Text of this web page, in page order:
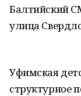
Балтийский
улица
Уфимская
структурное